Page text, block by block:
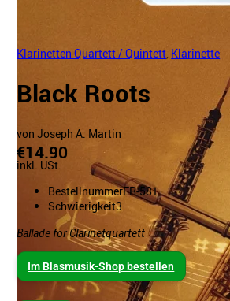
Klarinetten Quartett / Quintett Klarinette
Black Roots
von Joseph A. Martin
€14.90
inkl. USt.
BestellnummerER-581
Schwierigkeit3
Ballade for Clarinetquartett
Im Blasmusik-Shop bestellen